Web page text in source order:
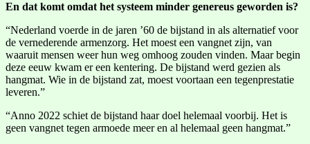
En dat komt omdat het systeem minder genereus geworden is?
“Nederland voerde in de jaren ’60 de bijstand in als alternatief voor
de vernederende armenzorg. Het moest een vangnet zijn, van
waaruit mensen weer hun weg omhoog zouden vinden. Maar begin
deze eeuw kwam er een kentering. De bijstand werd gezien als
hangmat. Wie in de bijstand zat, moest voortaan een tegenprestatie
leveren.”
“Anno 2022 schiet de bijstand haar doel helemaal voorbij. Het is
geen vangnet tegen armoede meer en al helemaal geen hangmat.”